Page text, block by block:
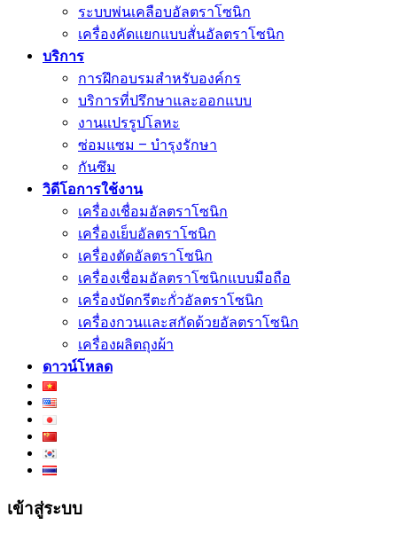
ระบบพ่นเคลือบอัลตราโซนิก
เครื่องคัดแยกแบบสั่นอัลตราโซนิก
บริการ
การฝึกอบรมสำหรับองค์กร
บริการที่ปรึกษาและออกแบบ
งานแปรรูปโลหะ
ซ่อมแซม – บำรุงรักษา
กันซึม
วิดีโอการใช้งาน
เครื่องเชื่อมอัลตราโซนิก
เครื่องเย็บอัลตราโซนิก
เครื่องตัดอัลตราโซนิก
เครื่องเชื่อมอัลตราโซนิกแบบมือถือ
เครื่องบัดกรีตะกั่วอัลตราโซนิก
เครื่องกวนและสกัดด้วยอัลตราโซนิก
เครื่องผลิตถุงผ้า
ดาวน์โหลด
เข้าสู่ระบบ